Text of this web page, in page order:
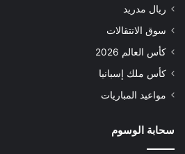
ريال مدريد
سوق الانتقالات
كأس العالم 2026
كأس ملك إسبانيا
مواعيد المباريات
سحابة الوسوم